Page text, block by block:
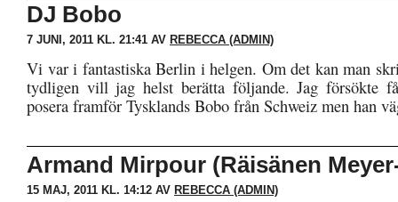
DJ Bobo
7 JUNI, 2011 KL. 21:41 AV REBECCA (ADMIN)
Vi var i fantastiska Berlin i helgen. Om det kan man
tydligen vill jag helst berätta följande. Jag försökte
posera framför Tysklands Bobo från Schweiz men han
Armand Mirpour (Räisänen
15 MAJ, 2011 KL. 14:12 AV REBECCA (ADMIN)